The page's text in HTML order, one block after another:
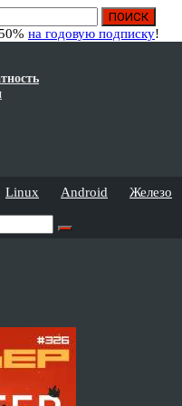
на годовую подписку!
Linux Android Железо